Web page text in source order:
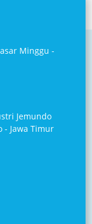
Minggu -
Jemundo
- Jawa Timur